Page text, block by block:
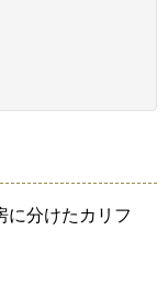
に分けたカリフ